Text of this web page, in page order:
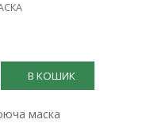
В КОШИК